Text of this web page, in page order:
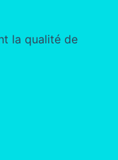
la qualité de